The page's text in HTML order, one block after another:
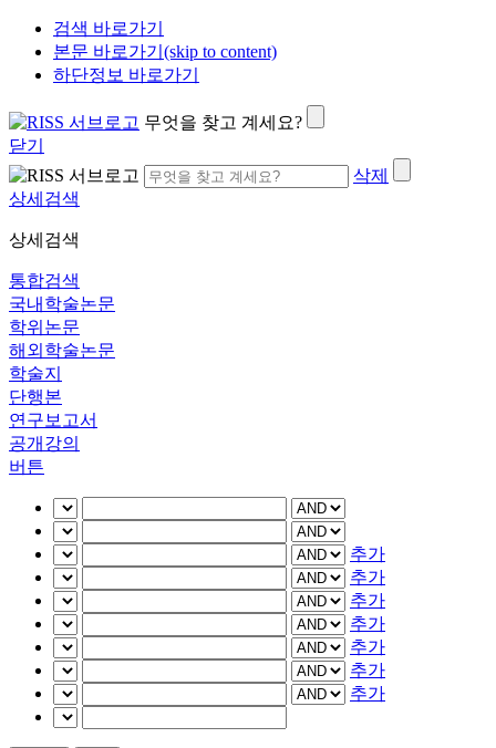
검색 바로가기
본문 바로가기(skip to content)
하단정보 바로가기
무엇을 찾고 계세요?
닫기
삭제
상세검색
상세검색
통합검색
국내학술논문
학위논문
해외학술논문
학술지
단행본
연구보고서
공개강의
버튼
추가
추가
추가
추가
추가
추가
추가